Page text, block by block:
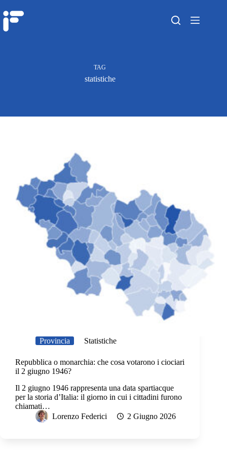
TAG
statistiche
Provincia Statistiche
Repubblica o monarchia: che cosa votarono i ciociari
il 2 giugno 1946?
Il 2 giugno 1946 rappresenta una data spartiacque
per la storia d’Italia: il giorno in cui i cittadini furono
chiamati…
Lorenzo Federici
2 Giugno 2026